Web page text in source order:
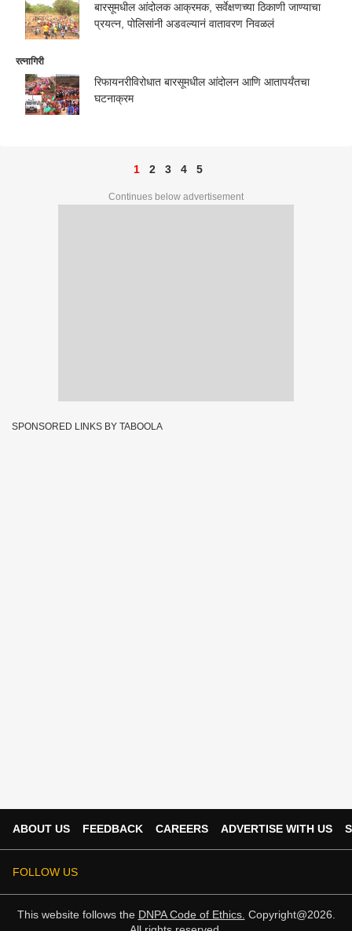
बारसूमधील आंदोलक आक्रमक, सर्वेक्षणच्या ठिकाणी जाण्याचा
प्रयत्न, पोलिसांनी अडवल्यानं वातावरण निवळलं
रत्नागिरी
रिफायनरीविरोधात बारसूमधील आंदोलन आणि आतापर्यंतचा
घटनाक्रम
1 2 3 4 5
Continues below advertisement
SPONSORED LINKS BY TABOOLA
ABOUT US FEEDBACK CAREERS ADVERTISE WITH US
FOLLOW US
This website follows the DNPA Code of Ethics. Copyright@2026.